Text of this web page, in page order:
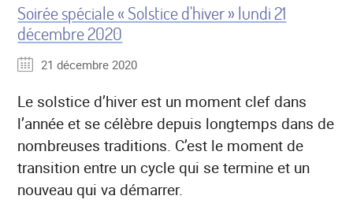
Soirée spéciale « Solstice d'hiver » lundi 21
décembre 2020
21 décembre 2020
Le solstice d’hiver est un moment clef dans
l’année et se célèbre depuis longtemps dans de
nombreuses traditions. C’est le moment de
transition entre un cycle qui se termine et un
nouveau qui va démarrer.